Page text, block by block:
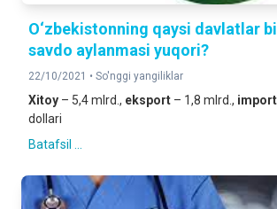
O‘zbekistonning qaysi davlatlar
savdo aylanmasi yuqori?
22/10/2021 • So'nggi yangiliklar
Xitoy – 5,4 mlrd., eksport – 1,8 mlrd., import
dollari
Batafsil ...